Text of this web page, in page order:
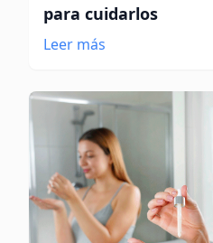
para cuidarlos
Leer más